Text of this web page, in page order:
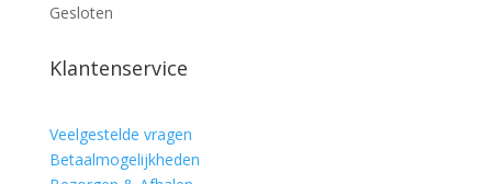
Gesloten
Klantenservice
Veelgestelde vragen
Betaalmogelijkheden